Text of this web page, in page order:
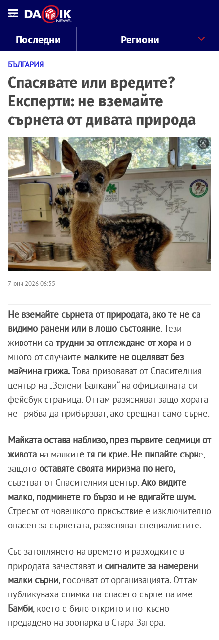
Последни Региони
БЪЛГАРИЯ
Спасявате или вредите?
Експерти: не вземайте
сърнета от дивата природа
7 юни 2026 06:55
Не вземайте сърнета от природата, ако те не са
видимо ранени или в лошо състояние. Тези
животни са трудни за отглеждане от хора и в
много от случаите малките не оцеляват без
майчина грижа.Това призовават от Спасителния
център на „Зелени Балкани“ на официалната си
фейсбук страница. Оттам разясняват защо хората
не трябва да прибързват, ако срещнат само сърне.
Майката остава наблизо, през първите седмици от
живота на малките тя ги крие. Не пипайте сърне,
защото оставяте своята миризма по него,
съветват от Спасителния център. Ако видите
малко, подминете го бързо и не вдигайте шум.
Стресът от човешкото присъствие е изключително
опасен за сърнетата, разясняват специалистите.
Със затоплянето на времето и разходките в
природата зачестяват и сигналите за намерени
малки сърни, посочват от организацията. Оттам
публикуваха снимка на спасено сърне на име
Бамби, което е било открито и по-късно
предадено на зоопарка в Стара Загора.